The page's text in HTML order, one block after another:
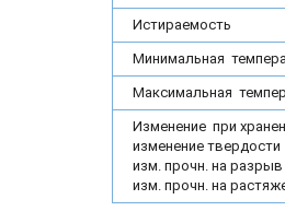
Истираемость
Минимальная
Максимальная
Изменение при
изменение твердости
изм. прочн. на разрыв
изм. прочн. на